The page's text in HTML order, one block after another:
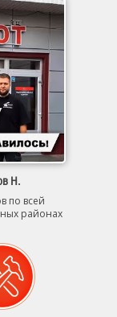
Н.
по всей
районах